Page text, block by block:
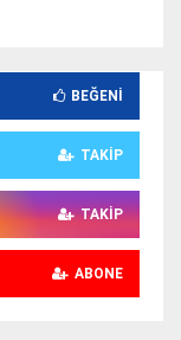
BEĞENI
TAKIP
TAKIP
ABONE